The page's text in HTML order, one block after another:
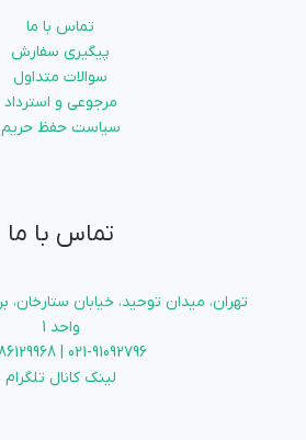
تماس با ما
پیگیری سفارش
سوالات متداول
مرجوعی و استرداد
سیاست حفظ حریم
تماس با ما
واحد 1
021-91092796 | 021-86129968
لینک کانال تلگرام